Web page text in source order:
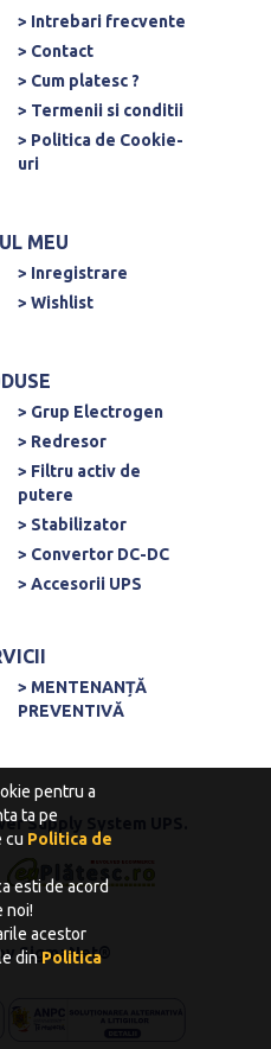
> Intrebari frecvente
> Contact
> Cum platesc ?
> Termenii si conditii
> Politica de Cookie-
uri
MEU
> Inregistrare
> Wishlist
> Grup Electrogen
> Redresor
> Filtru activ de
putere
> Stabilizator
> Convertor DC-DC
> Accesorii UPS
> MENTENANȚĂ
PREVENTIVĂ
Supply System UPS.
SigmaNet®
pentru a
ta pe
cu Politica de
esti de acord
noi!
acestor
din Politica